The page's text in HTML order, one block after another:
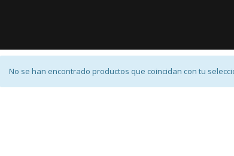
No se han encontrado productos que coincidan con tu